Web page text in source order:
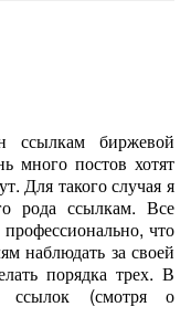
ссылкам биржевой
много постов хотят
Для такого случая я
рода ссылкам. Все
профессионально, что
наблюдать за своей
порядка трех. В
ссылок (смотря о